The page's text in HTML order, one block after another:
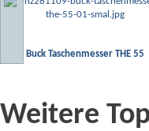
Buck Taschenmesser THE 55
Weitere